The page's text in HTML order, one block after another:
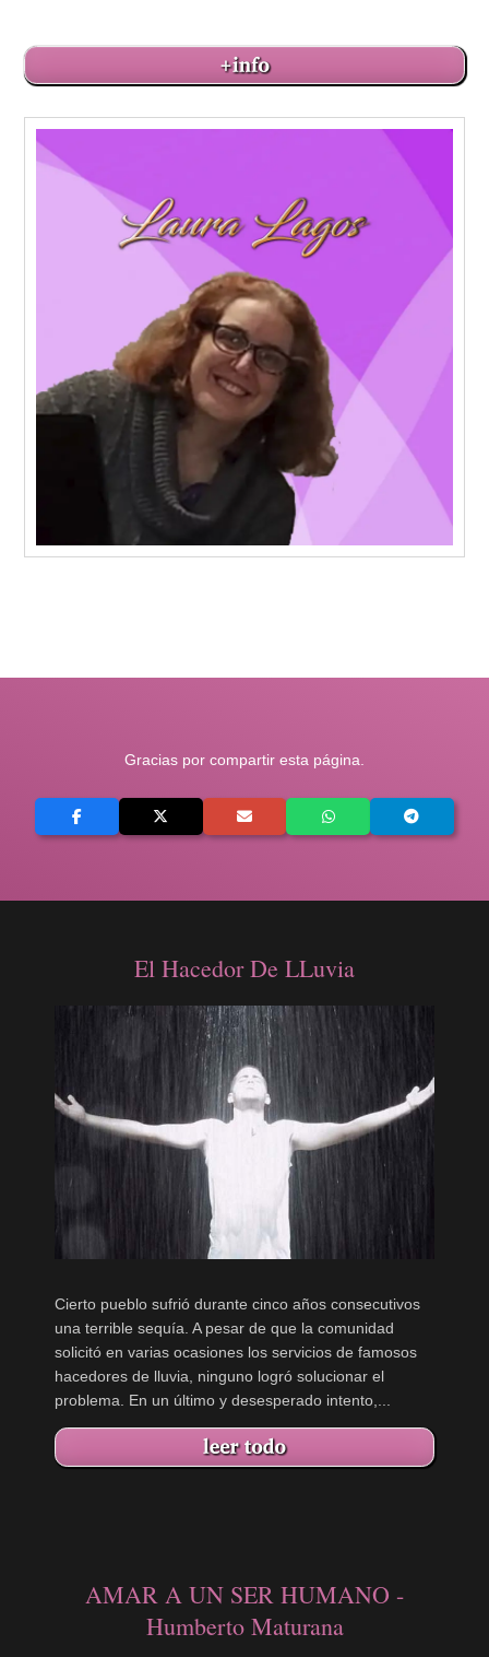
Gracias por compartir esta página.
El Hacedor De LLuvia
Cierto pueblo sufrió durante cinco años consecutivos
una terrible sequía. A pesar de que la comunidad
solicitó en varias ocasiones los servicios de famosos
hacedores de lluvia, ninguno logró solucionar el
problema. En un último y desesperado intento,...
AMAR A UN SER HUMANO -
Humberto Maturana